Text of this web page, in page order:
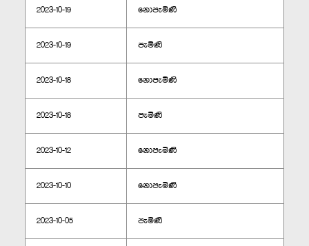
2023-10-19 නොපැමිණි
2023-10-19 පැමිණි
2023-10-18 නොපැමිණි
2023-10-18 පැමිණි
2023-10-12 නොපැමිණි
2023-10-10 නොපැමිණි
2023-10-05 පැමිණි